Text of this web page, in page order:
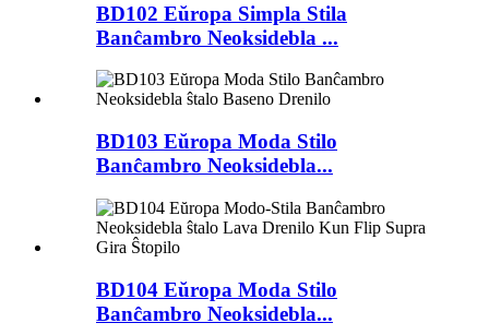
BD102 Eŭropa Simpla Stila
Banĉambro Neoksidebla ...
BD103 Eŭropa Moda Stilo
Banĉambro Neoksidebla...
BD104 Eŭropa Moda Stilo
Banĉambro Neoksidebla...